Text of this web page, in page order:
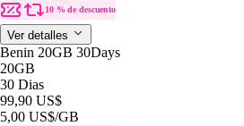
10 % de descuento
Ver detalles
Benin 20GB 30Days
20GB
30 Dias
99,90 US$
5,00 US$/GB